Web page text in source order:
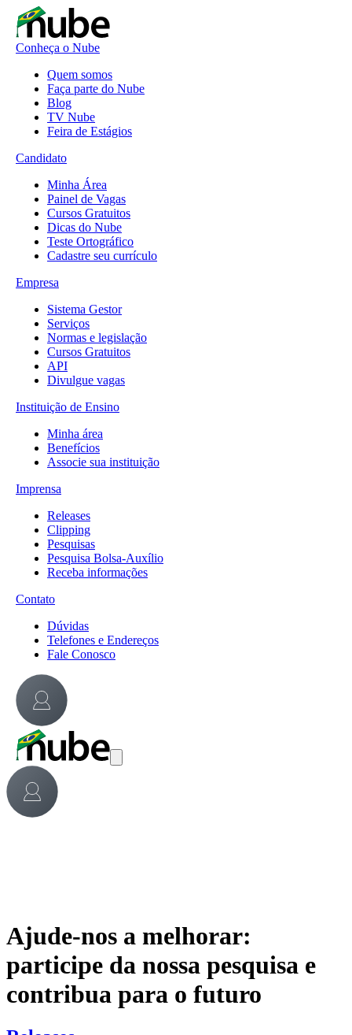
Conheça o Nube
Quem somos
Faça parte do Nube
Blog
TV Nube
Feira de Estágios
Candidato
Minha Área
Painel de Vagas
Cursos Gratuitos
Dicas do Nube
Teste Ortográfico
Cadastre seu currículo
Empresa
Sistema Gestor
Serviços
Normas e legislação
Cursos Gratuitos
API
Divulgue vagas
Instituição de Ensino
Minha área
Benefícios
Associe sua instituição
Imprensa
Releases
Clipping
Pesquisas
Pesquisa Bolsa-Auxílio
Receba informações
Contato
Dúvidas
Telefones e Endereços
Fale Conosco
Ajude-nos a melhorar:
participe da nossa pesquisa e
contribua para o futuro